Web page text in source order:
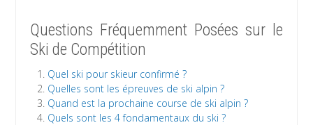
Questions Fréquemment Posées sur le
Ski de Compétition
Quel ski pour skieur confirmé ?
Quelles sont les épreuves de ski alpin ?
Quand est la prochaine course de ski alpin ?
Quels sont les 4 fondamentaux du ski ?